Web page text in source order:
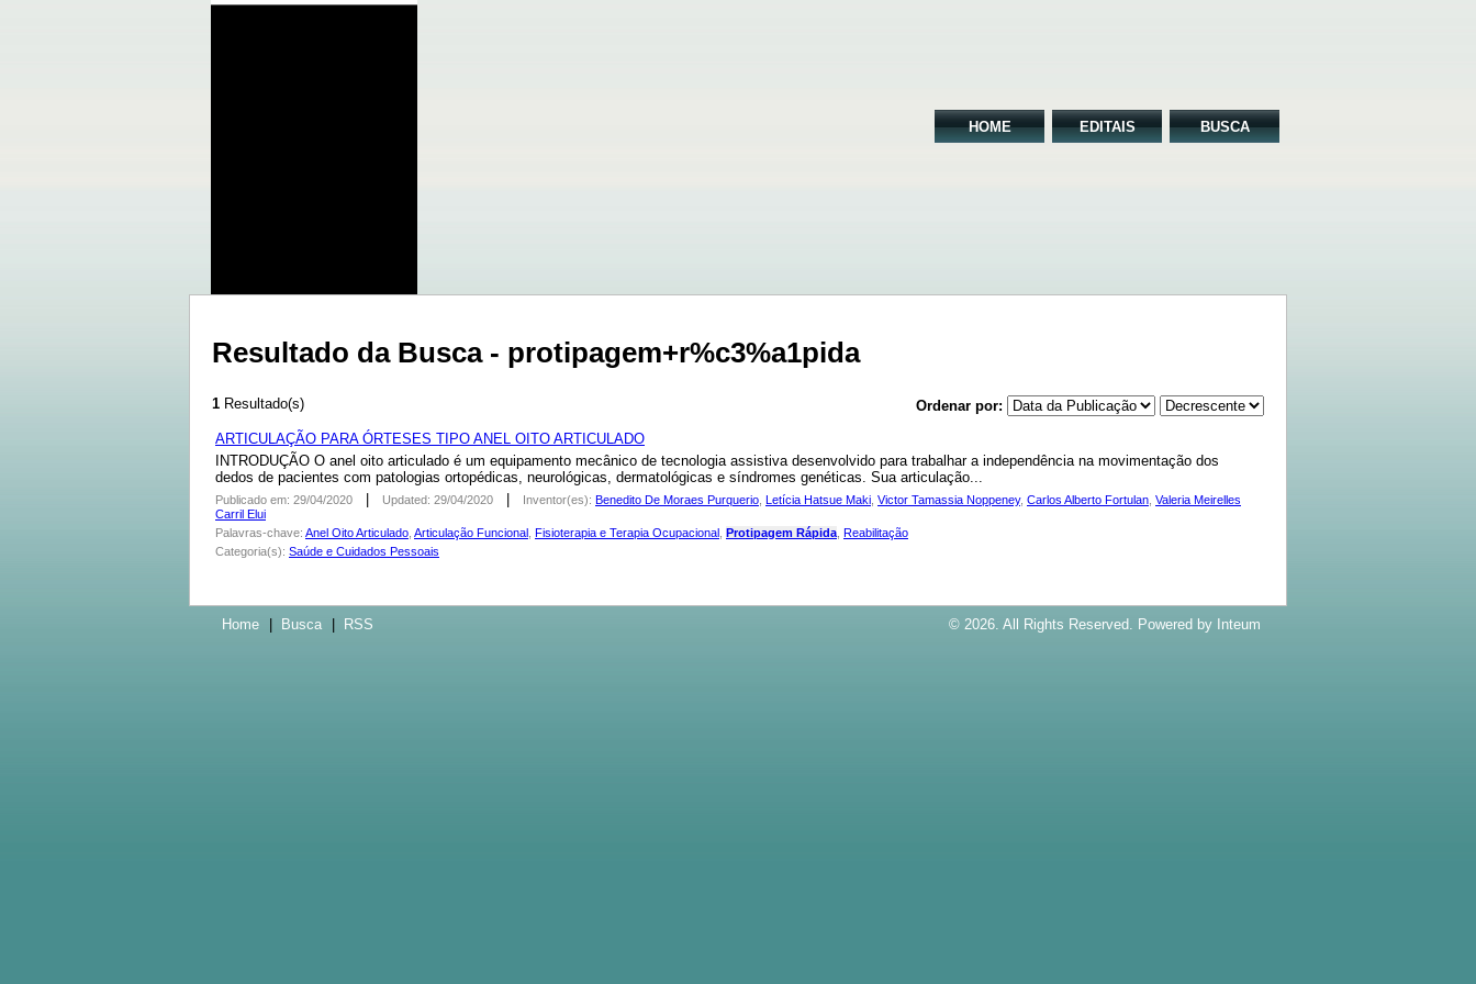
HOME EDITAIS BUSCA
Resultado da Busca - protipagem+r%c3%a1pida
1 Resultado(s)
Ordenar por:
ARTICULAÇÃO PARA ÓRTESES TIPO ANEL OITO ARTICULADO
INTRODUÇÃO O anel oito articulado é um equipamento mecânico de tecnologia assistiva desenvolvido para trabalhar a independência na movimentação dos
dedos de pacientes com patologias ortopédicas, neurológicas, dermatológicas e síndromes genéticas. Sua articulação...
Publicado em: 29/04/2020 Updated: 29/04/2020 Inventor(es): Benedito De Moraes Purquerio Letícia Hatsue Maki Victor Tamassia Noppeney, Carlos Alberto Fortulan Valeria Meirelles
Carril Elui
Palavras-chave: Anel Oito Articulado Articulação Funcional Fisioterapia e Terapia Ocupacional Protipagem Rápida Reabilitação
Categoria(s): Saúde e Cuidados Pessoais
Home Busca RSS © 2026. All Rights Reserved. Powered by Inteum